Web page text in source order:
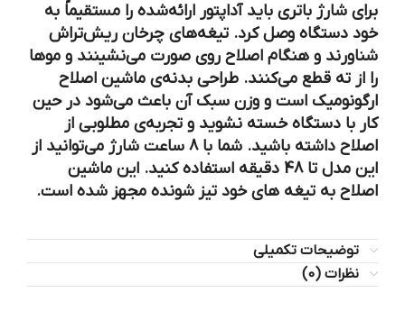
برای شارژ باتری باید آداپتور ارائه‌شده را مستقیماً به
خود دستگاه وصل کرد. تیغه‌های چرخان ریش‌تراش
شناورند و هنگام اصلاح روی صورت می‌نشینند و موها
را از ته قطع می‌کنند. طراحی بدنه‌ی ماشین اصلاح
ارگونومیک است و وزن سبک آن باعث‌ می‌شود در حین
کار با دستگاه خسته نشوید و تجربه‌ی مطلوبی از
اصلاح داشته باشید. شما با 8 ساعت شارژ می‌توانید از
این مدل تا 48 دقیقه استفاده کنید. این ماشین
اصلاح به تیغه های خود تیز شونده مجهز شده است.
توضیحات تکمیلی
نظرات (0)